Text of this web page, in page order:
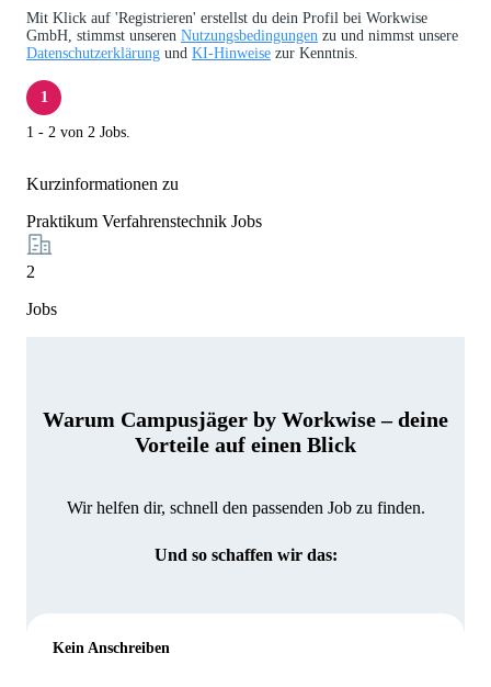
Mit Klick auf 'Registrieren' erstellst du dein Profil bei Workwise
GmbH, stimmst unseren Nutzungsbedingungen zu und nimmst unsere
Datenschutzerklärung und KI-Hinweise zur Kenntnis.
1
1 - 2 von 2 Jobs.
Kurzinformationen zu
Praktikum Verfahrenstechnik Jobs
2
Jobs
Warum Campusjäger by Workwise – deine
Vorteile auf einen Blick
Wir helfen dir, schnell den passenden Job zu finden.
Und so schaffen wir das:
Kein Anschreiben